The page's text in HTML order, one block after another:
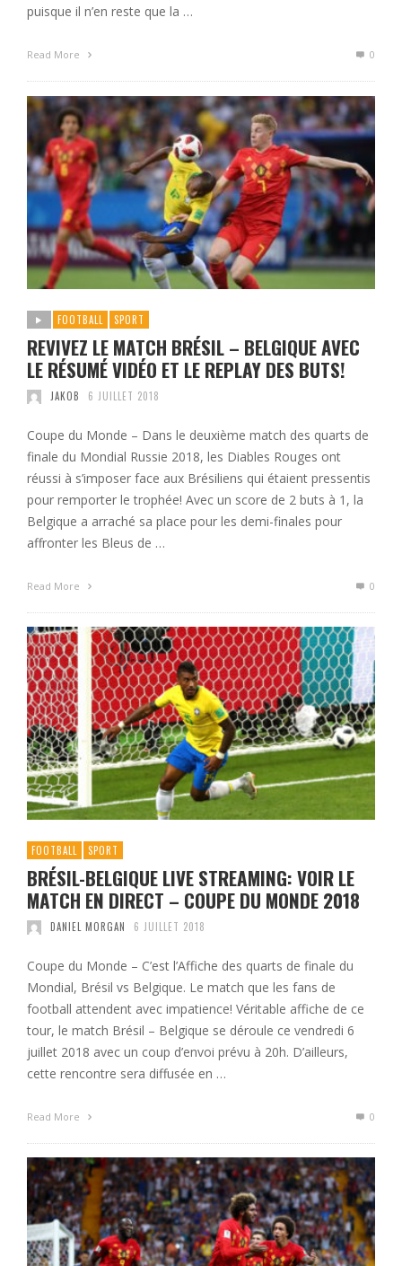
puisque il n’en reste que la …
Read More 0
FOOTBALL SPORT
REVIVEZ LE MATCH BRÉSIL – BELGIQUE AVEC
LE RÉSUMÉ VIDÉO ET LE REPLAY DES BUTS!
JAKOB 6 JUILLET 2018
Coupe du Monde – Dans le deuxième match des quarts de
finale du Mondial Russie 2018, les Diables Rouges ont
réussi à s’imposer face aux Brésiliens qui étaient pressentis
pour remporter le trophée! Avec un score de 2 buts à 1, la
Belgique a arraché sa place pour les demi-finales pour
affronter les Bleus de …
Read More 0
FOOTBALL SPORT
BRÉSIL-BELGIQUE LIVE STREAMING: VOIR LE
MATCH EN DIRECT – COUPE DU MONDE 2018
DANIEL MORGAN 6 JUILLET 2018
Coupe du Monde – C’est l’Affiche des quarts de finale du
Mondial, Brésil vs Belgique. Le match que les fans de
football attendent avec impatience! Véritable affiche de ce
tour, le match Brésil – Belgique se déroule ce vendredi 6
juillet 2018 avec un coup d’envoi prévu à 20h. D’ailleurs,
cette rencontre sera diffusée en …
Read More 0